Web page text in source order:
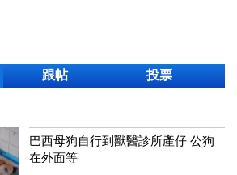
跟帖 投票
巴西母狗自行到獸醫診所產仔 公狗
在外面等